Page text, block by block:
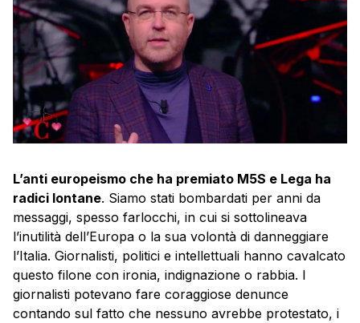
L’anti europeismo che ha premiato M5S e Lega ha
radici lontane. Siamo stati bombardati per anni da
messaggi, spesso farlocchi, in cui si sottolineava
l’inutilità dell’Europa o la sua volontà di danneggiare
l’Italia. Giornalisti, politici e intellettuali hanno cavalcato
questo filone con ironia, indignazione o rabbia. I
giornalisti potevano fare coraggiose denunce
contando sul fatto che nessuno avrebbe protestato, i